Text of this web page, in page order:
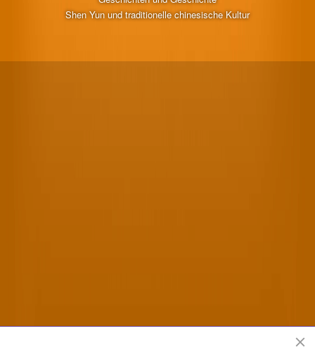
Shen Yun und traditionelle chinesische Kultur